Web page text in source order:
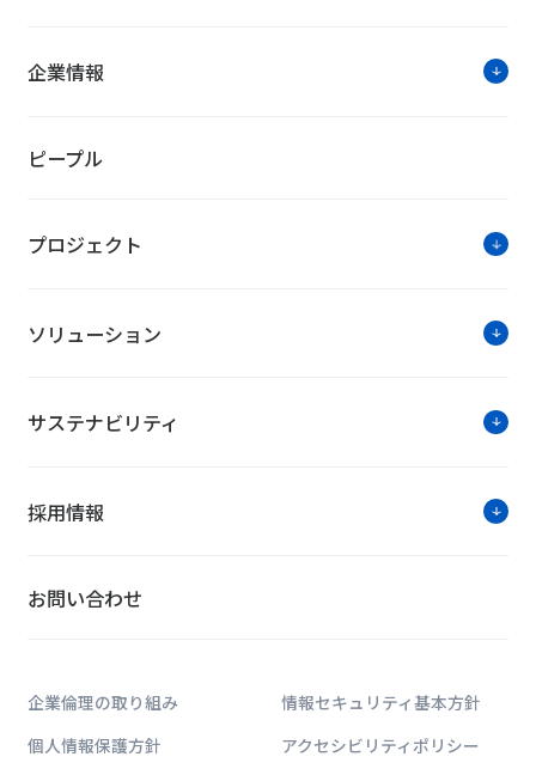
企業情報
ピープル
プロジェクト
ソリューション
サステナビリティ
採用情報
お問い合わせ
企業倫理の取り組み
情報セキュリティ基本方針
個人情報保護方針
アクセシビリティポリシー